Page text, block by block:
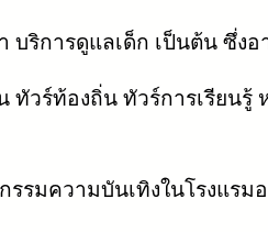
ริการดูแลเด็ก เป็นต้น ซึ่งอ
วร์ท้องถิ่น ทัวร์การเรียนรู้
รมความบันเทิงในโรงแรม